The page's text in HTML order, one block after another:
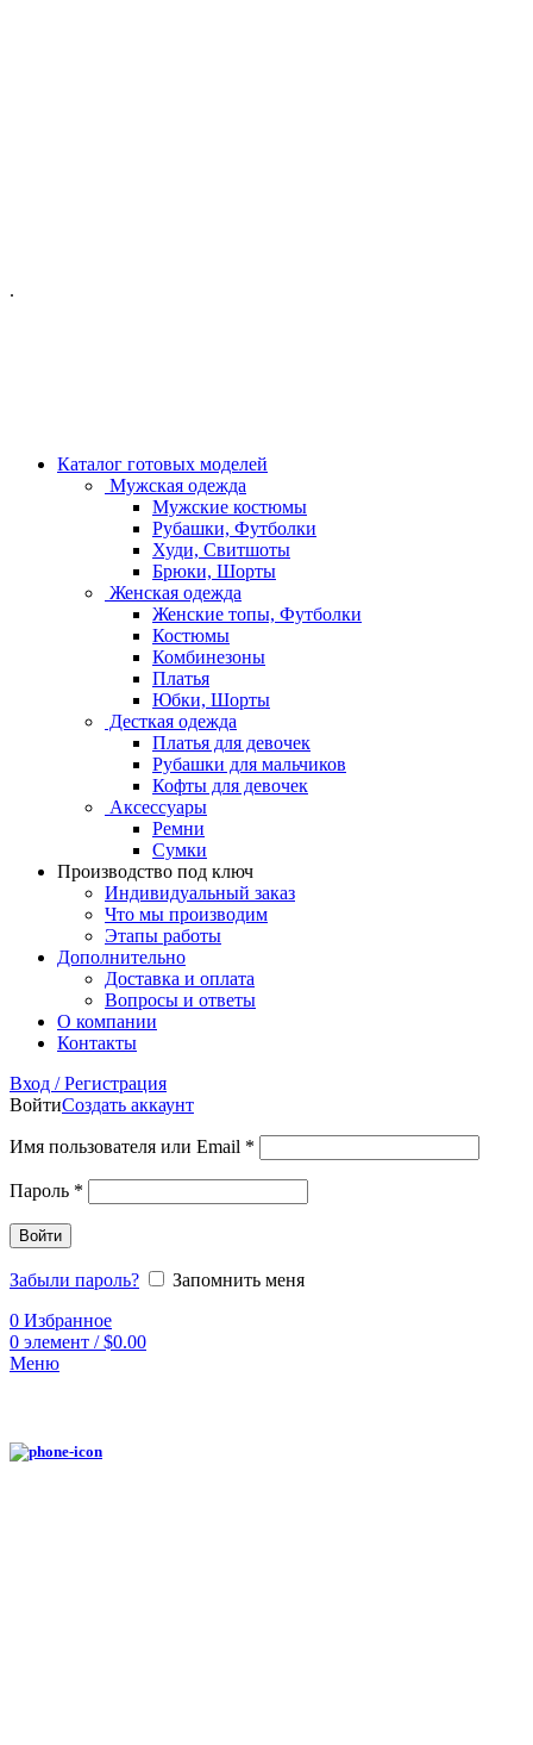
.
Каталог готовых моделей
Мужская одежда
Мужские костюмы
Рубашки, Футболки
Худи, Свитшоты
Брюки, Шорты
Женская одежда
Женские топы, Футболки
Костюмы
Комбинезоны
Платья
Юбки, Шорты
Десткая одежда
Платья для девочек
Рубашки для мальчиков
Кофты для девочек
Аксессуары
Ремни
Сумки
Производство под ключ
Индивидуальный заказ
Что мы производим
Этапы работы
Дополнительно
Доставка и оплата
Вопросы и ответы
О компании
Контакты
Вход / Регистрация
ВойтиСоздать аккаунт
Имя пользователя или Email *
Пароль *
Войти
Забыли пароль?
Запомнить меня
0 Избранное
0 элемент / $0.00
Меню